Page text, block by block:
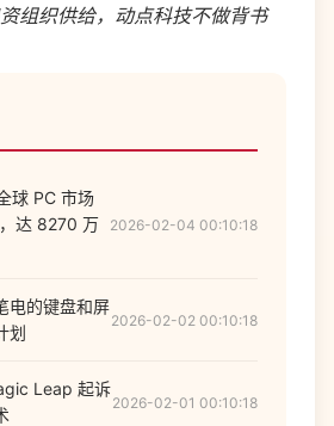
组织供给，动点科技不做背书
球 PC 市场
达 8270 万
2026-02-04 00:10:18
电的键盘和屏
划
2026-02-02 00:10:18
Leap 起诉
2026-02-01 00:10:18